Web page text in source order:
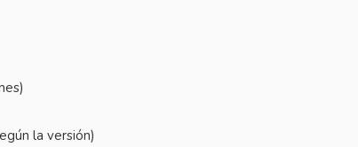
la versión)